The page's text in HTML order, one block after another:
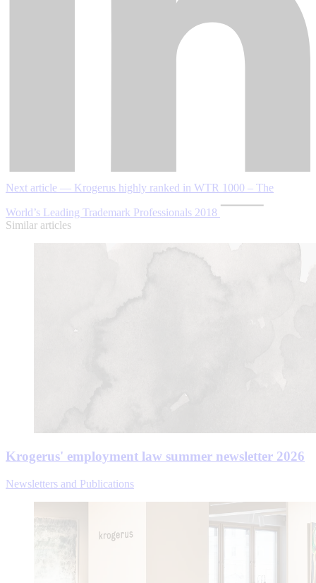
Next article — Krogerus highly ranked in WTR 1000 – The
World’s Leading Trademark Professionals 2018
Similar articles
Krogerus' employment law summer newsletter 2026
Newsletters and Publications